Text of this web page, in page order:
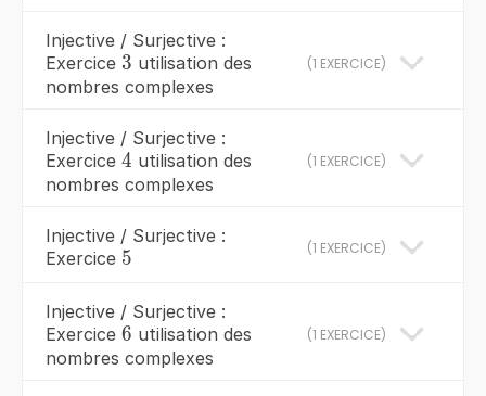
Injective / Surjective :
Exercice 3
3 utilisation des
nombres complexes
(1 EXERCICE)
Injective / Surjective :
Exercice 4
4 utilisation des
nombres complexes
(1 EXERCICE)
Injective / Surjective :
Exercice 5
5 (1 EXERCICE)
Injective / Surjective :
Exercice 6
6 utilisation des
nombres complexes
(1 EXERCICE)